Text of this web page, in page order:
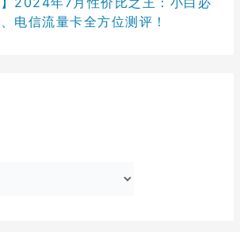
电信流量卡全方位测评！